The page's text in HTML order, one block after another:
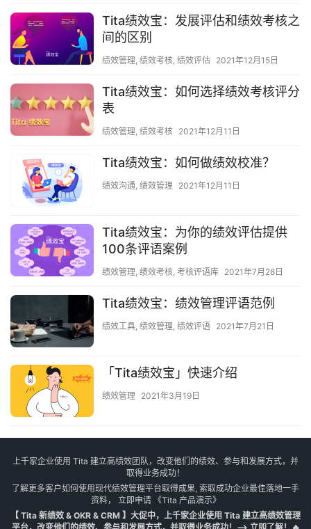
Tita绩效宝：发展评估和绩效考核之
间的区别
绩效管理, 绩效考核, 绩效评估 2021年12月15日
Tita绩效宝：如何选择绩效考核评分
表
绩效管理, 绩效考核 2021年12月11日
Tita绩效宝：如何做绩效校准？
绩效沟通, 绩效管理 2021年12月11日
Tita绩效宝：为你的绩效评估提供
100条评语案例
绩效管理, 绩效考核, 考核评语库 2021年7月28日
Tita绩效宝：绩效管理评语范例
绩效工具, 绩效管理, 绩效评语 2021年7月21日
「Tita绩效宝」快速介绍
绩效管理 2021年3月19日
上千家企业使用 Tita 建立高绩效团队，改变他们的绩效、参与和发展方式，并
取得业务成功！
了解更多客户如何使用现代绩效管理平台取得成果, 索取成功企业最佳落地一手
资料， 立即申请《Tita 产品演示》
【 Tita 新绩效 & OKR & CRM 】大促中，上千家企业使用 Tita 建立高绩效管理